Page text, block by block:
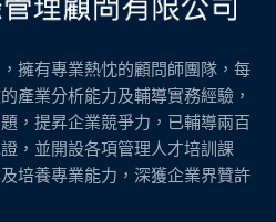
擁有專業熱忱的顧問師團隊，每
產業分析能力及輔導實務經驗，
，提昇企業競爭力，已輔導兩百
，並開設各項管理人才培訓課
培養專業能力，深獲企業界贊許